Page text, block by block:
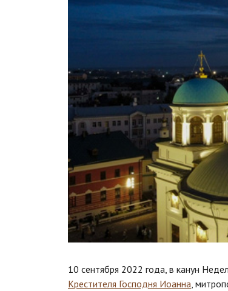
10 сентября 2022 года, в канун
Крестителя Господня Иоанна ,